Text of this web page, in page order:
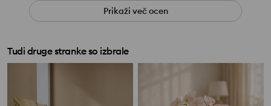
Prikaži več ocen
Tudi druge stranke so izbrale